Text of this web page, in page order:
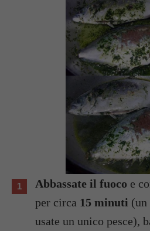
Abbassate il fuoco e
per circa 15 minuti (un
usate un unico pesce),